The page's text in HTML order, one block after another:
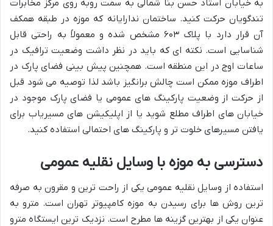
به خیابان استاد حسن بنا شمالی به سمت روبه روی مرکز مخابرات
تندگویان حرکت کنید. ساختمان ندارایانه که موزه در طبقه همکف
آن قرار دارد با پلاک ۶۰۳ مشخص شده و معمولاً به راحتی قابل
شناسایی است. نکته ای که باید در نظر داشت وضعیت ترافیک در
ساعات اوج در این منطقه است. همچنین پیش بینی فضای پارک در
اطراف موزه ممکن است چالش برانگیز باشد لذا توصیه می شود قبل
از حرکت از وضعیت پارکینگ های عمومی یا فضای پارک موجود در
خیابان های اطراف مطلع شوید یا از اپلیکیشن های مسیریاب برای
یافتن مسیرهای خلوت تر و پارکینگ های احتمالی استفاده کنید.
دسترسی به موزه با وسایل نقلیه عمومی
استفاده از وسایل نقلیه عمومی یکی از راحت ترین و مقرون به صرفه
ترین روش ها برای رسیدن به موزه کامپیوتر تهران است. مترو به
عنوان یکی از بهترین گزینه ها مطرح است. نزدیک ترین ایستگاه مترو